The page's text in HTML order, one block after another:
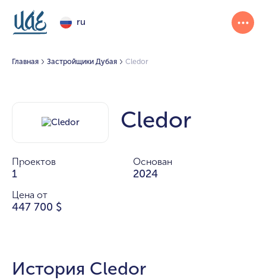
ru
Главная Застройщики Дубая Cledor
Cledor
Проектов
1
Основан
2024
Цена от
447 700 $
История Cledor